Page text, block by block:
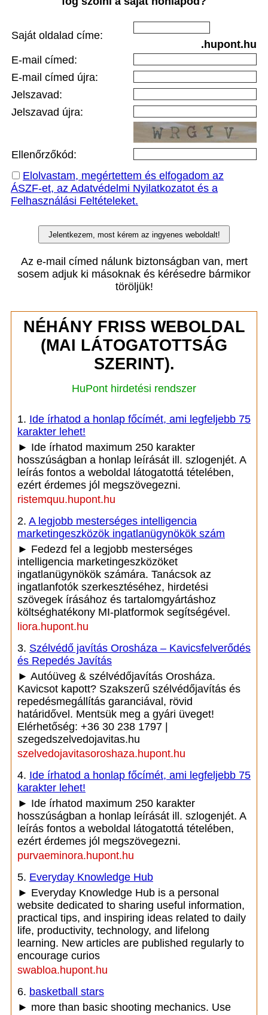
Saját oldalad címe:
.hupont.hu
E-mail címed:
E-mail címed újra:
Jelszavad:
Jelszavad újra:
Ellenőrzőkód:
Elolvastam, megértettem és elfogadom az
ÁSZF-et, az Adatvédelmi Nyilatkozatot és a
Felhasználási Feltételeket.
Az e-mail címed nálunk biztonságban van, mert
sosem adjuk ki másoknak és kérésedre bármikor
töröljük!
NÉHÁNY FRISS WEBOLDAL
(MAI LÁTOGATOTTSÁG
SZERINT).
HuPont hirdetési rendszer
1. Ide írhatod a honlap főcímét, ami legfeljebb 75
karakter lehet!
► Ide írhatod maximum 250 karakter
hosszúságban a honlap leírását ill. szlogenjét. A
leírás fontos a weboldal látogatottá tételében,
ezért érdemes jól megszövegezni.
ristemquu.hupont.hu
2. A legjobb mesterséges intelligencia
marketingeszközök ingatlanügynökök szám
► Fedezd fel a legjobb mesterséges
intelligencia marketingeszközöket
ingatlanügynökök számára. Tanácsok az
ingatlanfotók szerkesztéséhez, hirdetési
szövegek írásához és tartalomgyártáshoz
költséghatékony MI-platformok segítségével.
liora.hupont.hu
3. Szélvédő javítás Orosháza – Kavicsfelverődés
és Repedés Javítás
► Autóüveg & szélvédőjavítás Orosháza.
Kavicsot kapott? Szakszerű szélvédőjavítás és
repedésmegállítás garanciával, rövid
határidővel. Mentsük meg a gyári üveget!
Elérhetőség: +36 30 238 1797 |
szegedszelvedojavitas.hu
szelvedojavitasoroshaza.hupont.hu
4. Ide írhatod a honlap főcímét, ami legfeljebb 75
karakter lehet!
► Ide írhatod maximum 250 karakter
hosszúságban a honlap leírását ill. szlogenjét. A
leírás fontos a weboldal látogatottá tételében,
ezért érdemes jól megszövegezni.
purvaeminora.hupont.hu
5. Everyday Knowledge Hub
► Everyday Knowledge Hub is a personal
website dedicated to sharing useful information,
practical tips, and inspiring ideas related to daily
life, productivity, technology, and lifelong
learning. New articles are published regularly to
encourage curios
swabloa.hupont.hu
6. basketball stars
► more than basic shooting mechanics. Use